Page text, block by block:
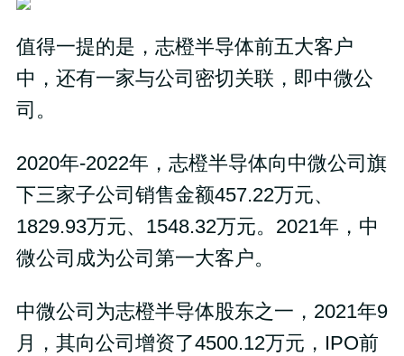
值得一提的是，志橙半导体前五大客户
中，还有一家与公司密切关联，即中微公
司。
2020年-2022年，志橙半导体向中微公司旗
下三家子公司销售金额457.22万元、
1829.93万元、1548.32万元。2021年，中
微公司成为公司第一大客户。
中微公司为志橙半导体股东之一，2021年9
月，其向公司增资了4500.12万元，IPO前